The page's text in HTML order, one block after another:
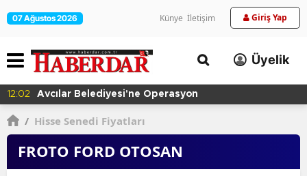
07 Ağustos 2026 Künye İletişim Giriş Yap
Üyelik
12:02 Avcılar Belediyesi'ne Operasyon
/ Hisse Senedi Fiyatları
FROTO FORD OTOSAN